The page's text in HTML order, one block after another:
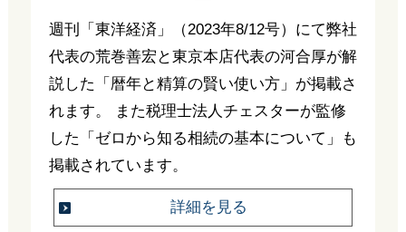
週刊「東洋経済」（2023年8/12号）にて弊社
代表の荒巻善宏と東京本店代表の河合厚が解
説した「暦年と精算の賢い使い方」が掲載さ
れます。 また税理士法人チェスターが監修
した「ゼロから知る相続の基本について」も
掲載されています。
詳細を見る